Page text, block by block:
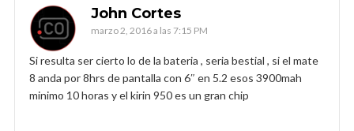
John Cortes
marzo 2, 2016 a las 7:15 PM
Si resulta ser cierto lo de la bateria , seria bestial , si el mate
8 anda por 8hrs de pantalla con 6″ en 5.2 esos 3900mah
minimo 10 horas y el kirin 950 es un gran chip